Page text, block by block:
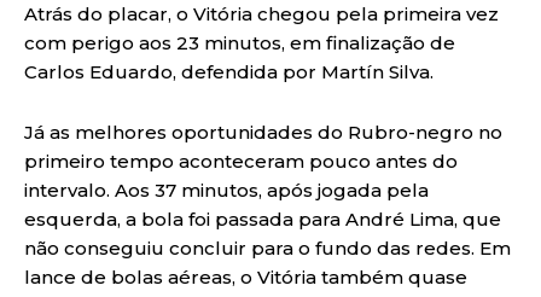
Atrás do placar, o Vitória chegou pela primeira vez
com perigo aos 23 minutos, em finalização de
Carlos Eduardo, defendida por Martín Silva.
Já as melhores oportunidades do Rubro-negro no
primeiro tempo aconteceram pouco antes do
intervalo. Aos 37 minutos, após jogada pela
esquerda, a bola foi passada para André Lima, que
não conseguiu concluir para o fundo das redes. Em
lance de bolas aéreas, o Vitória também quase